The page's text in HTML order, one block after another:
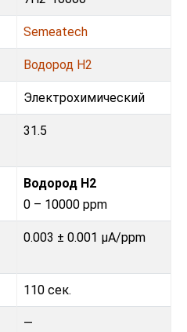
Semeatech
Водород H2
Электрохимический
31.5
Водород H2
0 – 10000 ppm
0.003 ± 0.001 μA/ppm
110 сек.
—